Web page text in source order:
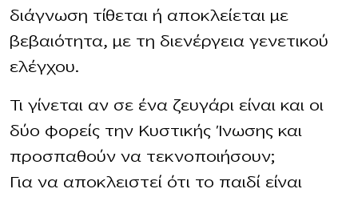
διάγνωση τίθεται ή αποκλείεται με
βεβαιότητα, με τη διενέργεια γενετικού
ελέγχου.
Τι γίνεται αν σε ένα ζευγάρι είναι και οι
δύο φορείς την Κυστικής Ίνωσης και
προσπαθούν να τεκνοποιήσουν;
Για να αποκλειστεί ότι το παιδί είναι